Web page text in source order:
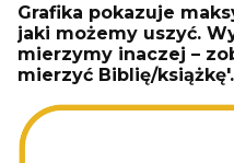
Grafika pokazuje
jaki możemy uszyć.
mierzymy inaczej –
mierzyć Biblię/książkę'.